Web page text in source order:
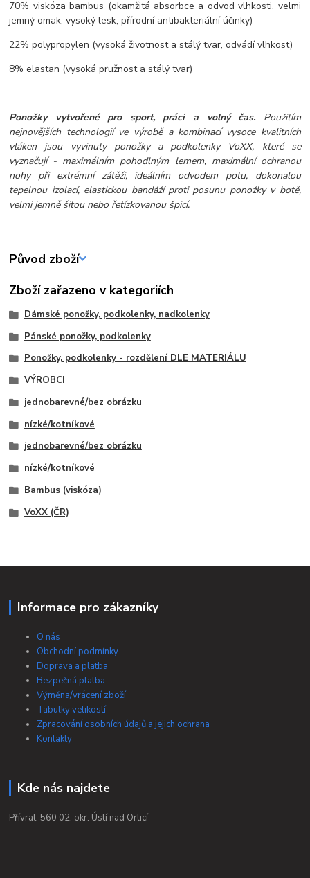
70% viskóza bambus (okamžitá absorbce a odvod vlhkosti, velmi
jemný omak, vysoký lesk, přírodní antibakteriální účinky)
22% polypropylen (vysoká životnost a stálý tvar, odvádí vlhkost)
8% elastan (vysoká pružnost a stálý tvar)
Ponožky vytvořené pro sport, práci a volný čas. Použitím
nejnovějších technologií ve výrobě a kombinací vysoce kvalitních
vláken jsou vyvinuty ponožky a podkolenky VoXX, které se
vyznačují - maximálním pohodlným lemem, maximální ochranou
nohy při extrémní zátěži, ideálním odvodem potu, dokonalou
tepelnou izolací, elastickou bandáží proti posunu ponožky v botě,
velmi jemně šitou nebo řetízkovanou špicí.
Původ zboží
Zboží zařazeno v kategoriích
Dámské ponožky, podkolenky, nadkolenky
Pánské ponožky, podkolenky
Ponožky, podkolenky - rozdělení DLE MATERIÁLU
VÝROBCI
jednobarevné/bez obrázku
nízké/kotníkové
jednobarevné/bez obrázku
nízké/kotníkové
Bambus (viskóza)
VoXX (ČR)
Informace pro zákazníky
O nás
Obchodní podmínky
Doprava a platba
Bezpečná platba
Výměna/vrácení zboží
Tabulky velikostí
Zpracování osobních údajů a jejich ochrana
Kontakty
Kde nás najdete
Přívrat, 560 02, okr. Ústí nad Orlicí